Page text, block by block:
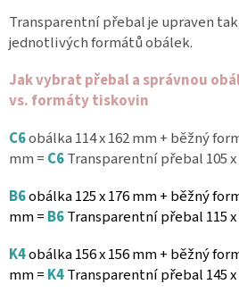
Oblíbené
-
A
NÁVODY
Měna
(CZK)
Přihlášení
Transparentní přebal je upraven
jednotlivých formátů obálek.
Jak vybrat přebal a správnou
vs. formáty tiskovin
C6obálka 114 x 162 mm + běžný
mm = C6Transparentní přebal 105 x
B6obálka125 x 176 mm+ běžný
mm = B6Transparentní přebal 115 x
K4obálka 156 x 156 mm + běžný
mm = K4Transparentní přebal 145 x